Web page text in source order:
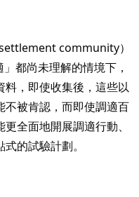
community）
都尚未理解的情境下，
料，即使收集後，這些以
不被肯認，而即使調適百
全面地開展調適行動、
的試驗計劃。